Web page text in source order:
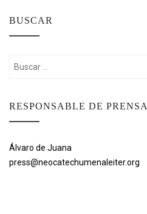
BUSCAR
Buscar:
RESPONSABLE DE PRENSA
Álvaro de Juana
press@neocatechumenaleiter.org